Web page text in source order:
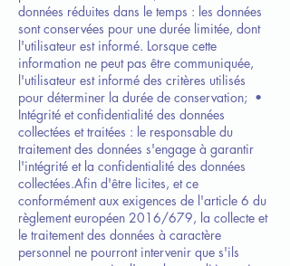
données réduites dans le temps : les données
sont conservées pour une durée limitée, dont
l'utilisateur est informé. Lorsque cette
information ne peut pas être communiquée,
l'utilisateur est informé des critères utilisés
pour déterminer la durée de conservation; •
Intégrité et confidentialité des données
collectées et traitées : le responsable du
traitement des données s'engage à garantir
l'intégrité et la confidentialité des données
collectées.Afin d'être licites, et ce
conformément aux exigences de l'article 6 du
règlement européen 2016/679, la collecte et
le traitement des données à caractère
personnel ne pourront intervenir que s'ils